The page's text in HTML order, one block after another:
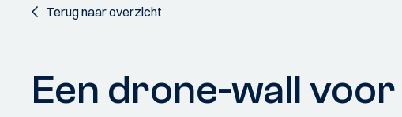
Terug naar overzicht
Een drone-wall